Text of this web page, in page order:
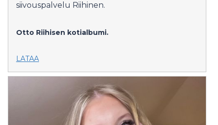
siivouspalvelu Riihinen.
Otto Riihisen kotialbumi.
LATAA